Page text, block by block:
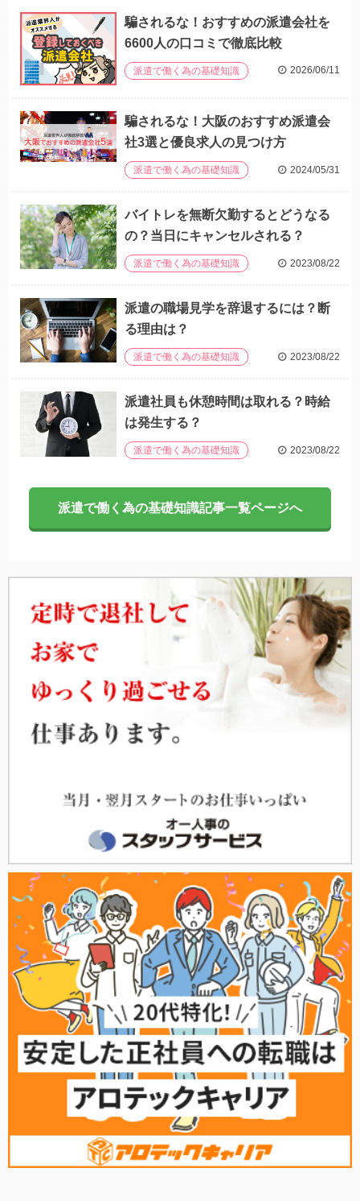
騙されるな！おすすめの派遣会社を
6600人の口コミで徹底比較
派遣で働く為の基礎知識 2026/06/11
騙されるな！大阪のおすすめ派遣会
社3選と優良求人の見つけ方
派遣で働く為の基礎知識 2024/05/31
バイトレを無断欠勤するとどうなる
の？当日にキャンセルされる？
派遣で働く為の基礎知識 2023/08/22
派遣の職場見学を辞退するには？断
る理由は？
派遣で働く為の基礎知識 2023/08/22
派遣社員も休憩時間は取れる？時給
は発生する？
派遣で働く為の基礎知識 2023/08/22
派遣で働く為の基礎知識記事一覧ページへ